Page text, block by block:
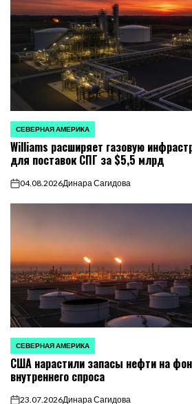
ОПУБЛИКОВАНО
В
СЕВЕРНАЯ АМЕРИКА
Williams расширяет газовую
для поставок СПГ за $5,5 млрд
on04.08.2026Динара Сагидова
ОПУБЛИКОВАНО
В
СЕВЕРНАЯ АМЕРИКА
США нарастили запасы нефти на
внутреннего спроса
23.07.2026Динара Сагидова